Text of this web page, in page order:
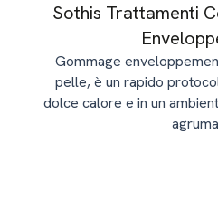
Sothis Trattamenti
Gommage
pelle, è un rapido
dolce calore e in un